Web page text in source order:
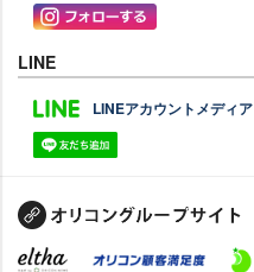
LINE
LINEアカウントメディア